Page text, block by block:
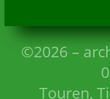
©2026 –
Touren,